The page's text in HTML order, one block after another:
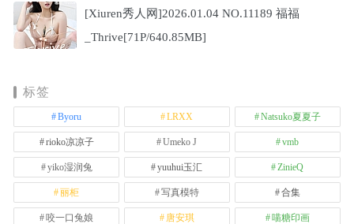
[Xiuren秀人网]2026.01.04 NO.11189 福福
_Thrive[71P/640.85MB]
标签
Byoru LRXX Natsuko夏夏子
rioko凉凉子 Umeko J vmb
yiko湿润兔 yuuhui玉汇 ZinieQ
丽柜 写真模特 合集
咬一口兔娘 唐安琪 喵糖印画